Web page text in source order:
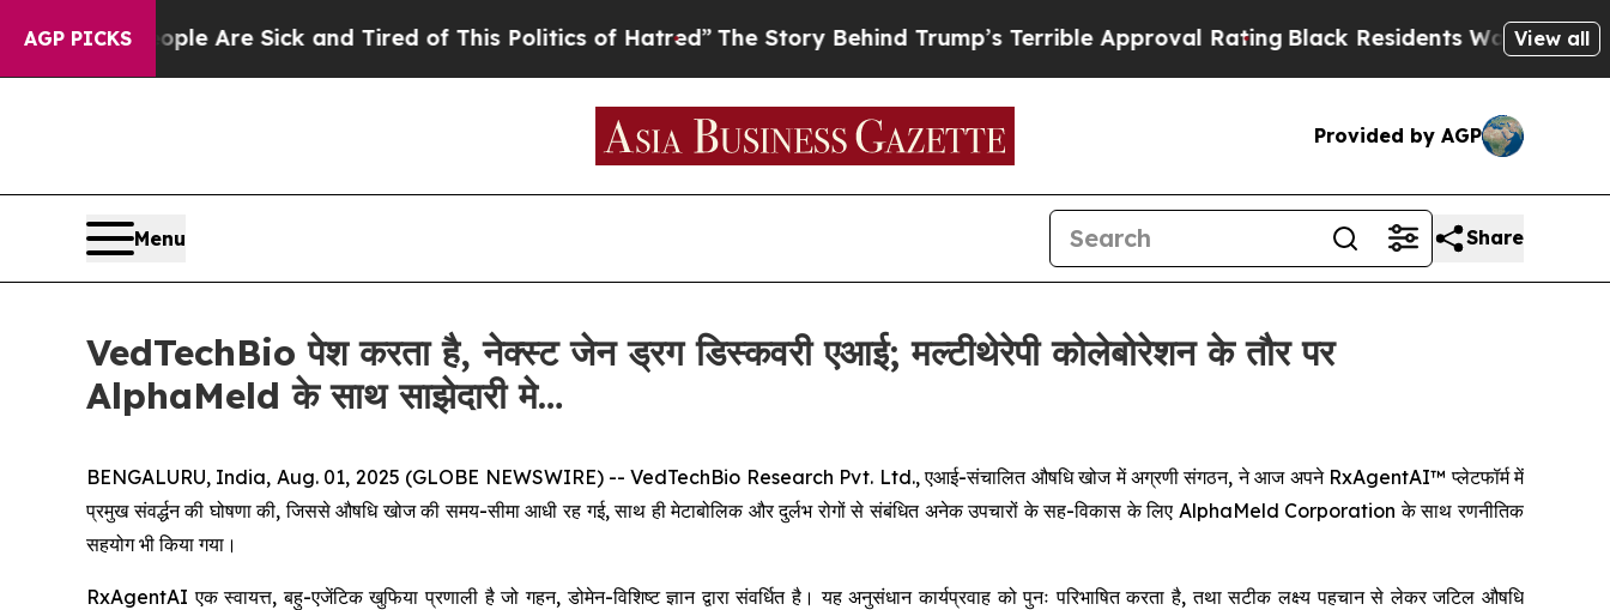
AGP PICKS
“People Are Sick and Tired of This Politics of Hatred”The Story Behind Trump’s Terrible Approval RatingBlack Residents Warned ofView all
Provided by AGP
Menu Share
VedTechBio पेश करता है, नेक्स्ट जेन ड्रग डिस्कवरी एआई; मल्टीथेरेपी कोलेबोरेशन के तौर पर
AlphaMeld के साथ साझेदारी मे…
BENGALURU, India, Aug. 01, 2025 (GLOBE NEWSWIRE) -- VedTechBio Research Pvt. Ltd., एआई-संचालित औषधि खोज में अग्रणी संगठन, ने आज अपने RxAgentAI™ प्लेटफॉर्म में
प्रमुख संवर्द्धन की घोषणा की, जिससे औषधि खोज की समय-सीमा आधी रह गई, साथ ही मेटाबोलिक और दुर्लभ रोगों से संबंधित अनेक उपचारों के सह-विकास के लिए AlphaMeld Corporation के साथ रणनीतिक
सहयोग भी किया गया।
RxAgentAI एक स्वायत्त, बहु-एजेंटिक खुफिया प्रणाली है जो गहन, डोमेन-विशिष्ट ज्ञान द्वारा संवर्धित है। यह अनुसंधान कार्यप्रवाह को पुनः परिभाषित करता है, तथा सटीक लक्ष्य पहचान से लेकर जटिल औषधि